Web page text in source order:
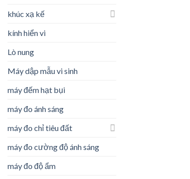
khúc xạ kế
kính hiển vi
Lò nung
Máy dập mẫu vi sinh
máy đếm hạt bụi
máy đo ánh sáng
máy đo chỉ tiêu đất
máy đo cường độ ánh sáng
máy đo độ ẩm